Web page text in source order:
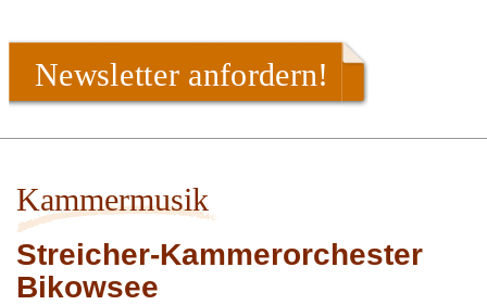
Newsletter anfordern!
Kammermusik
Streicher-Kammerorchester
Bikowsee